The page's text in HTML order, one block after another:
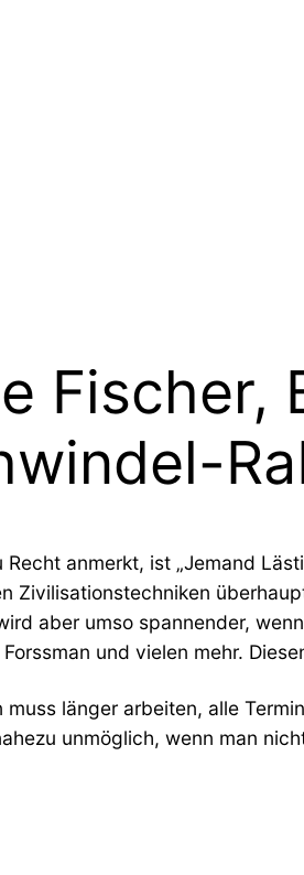
Fischer,
Recht anmerkt, ist „Jemand
Zivilisationstechniken
aber umso spannender,
und vielen mehr.
muss länger arbeiten, alle
unmöglich, wenn man